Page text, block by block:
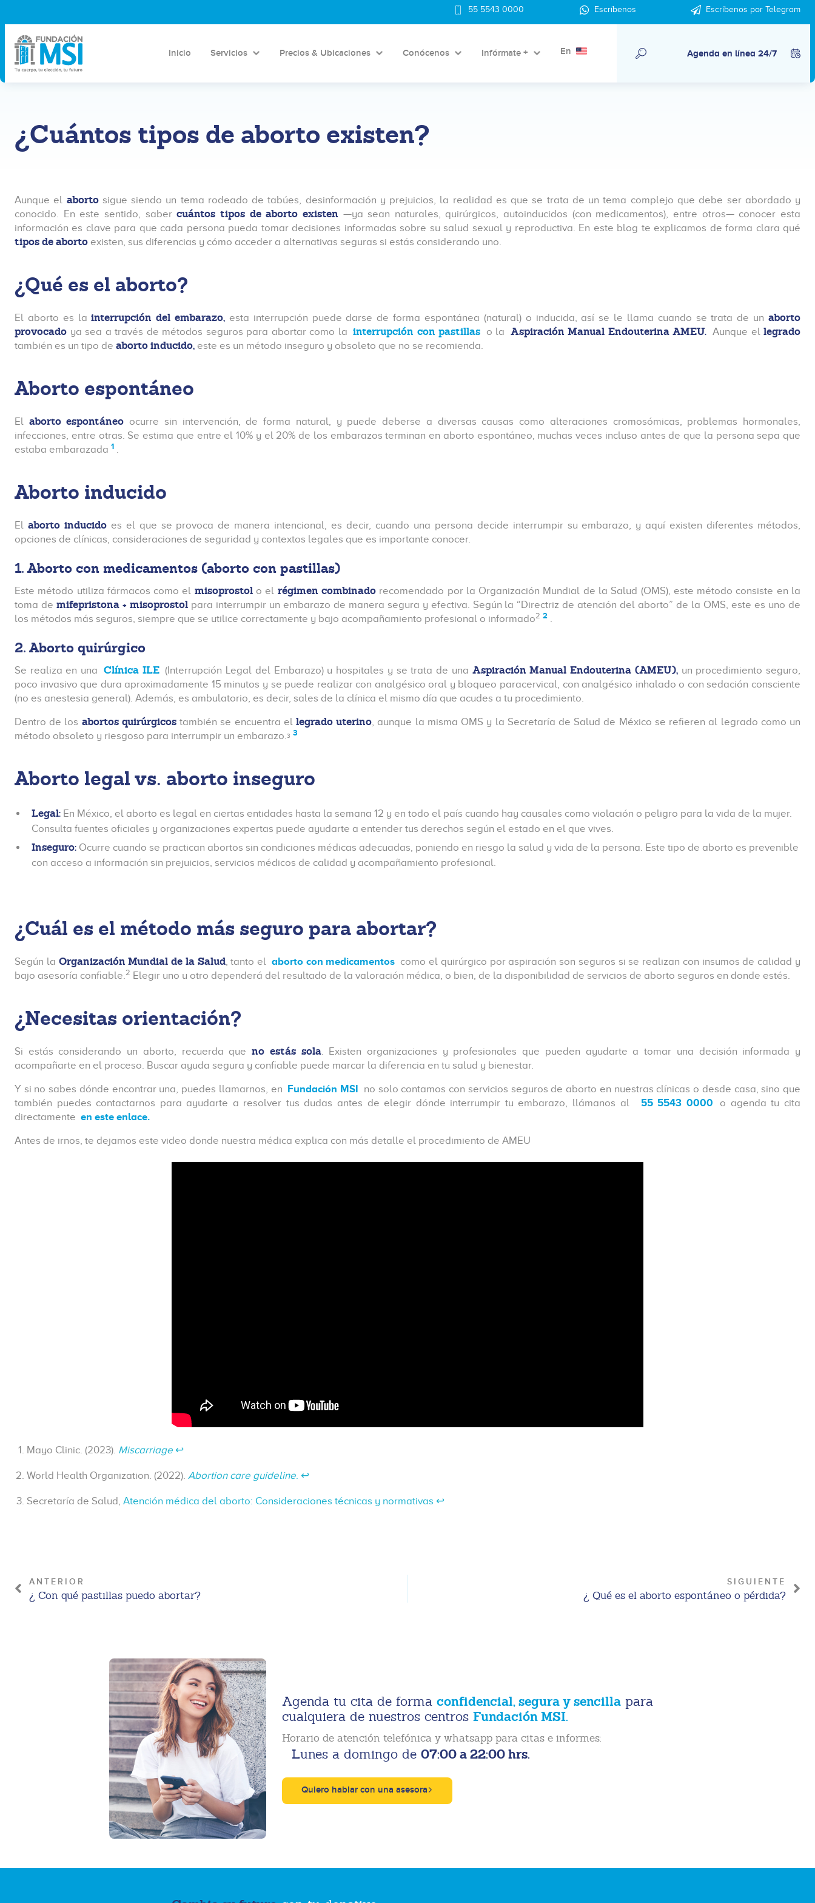
55 5543 0000 Escríbenos Escríbenos por Telegram
Inicio Servicios Precios & Ubicaciones Conócenos Infórmate + En Agenda en línea 24/7
¿Cuántos tipos de aborto existen?
Aunque el aborto sigue siendo un tema rodeado de tabúes, desinformación y prejuicios, la realidad es que se trata de un tema complejo que debe ser abordado y
conocido. En este sentido, sabercuántos tipos de aborto existen —ya sean naturales, quirúrgicos, autoinducidos (con medicamentos), entre otros— conocer esta
información es clave para que cada persona pueda tomar decisiones informadas sobre su salud sexual y reproductiva. En este blog te explicamos de forma clara qué
tipos de aborto existen, sus diferencias y cómo acceder a alternativas seguras si estás considerando uno.
¿Qué es el aborto?
El aborto es la interrupción del embarazo, esta interrupción puede darse de forma espontánea (natural) o inducida, así se le llama cuando se trata de un aborto
provocado ya sea a través de métodos seguros para abortar como la interrupción con pastillas o la Aspiración Manual Endouterina AMEU. Aunque ellegrado
también es un tipo de aborto inducido, este es un método inseguro y obsoleto que no se recomienda.
Aborto espontáneo
El aborto espontáneo ocurre sin intervención, de forma natural, y puede deberse a diversas causas como alteraciones cromosómicas, problemas hormonales,
infecciones, entre otras. Se estima que entre el 10% y el 20% de los embarazos terminan en aborto espontáneo, muchas veces incluso antes de que la persona sepa que
estaba embarazada 1 .
Aborto inducido
El aborto inducidoes el que se provoca de manera intencional, es decir, cuando una persona decide interrumpir su embarazo, y aquí existen diferentes métodos,
opciones de clínicas, consideraciones de seguridad y contextos legales que es importante conocer.
1. Aborto con medicamentos (aborto con pastillas)
Este método utiliza fármacos como el misoprostolo el régimen combinadorecomendado por la Organización Mundial de la Salud (OMS), este método consiste en la
toma de mifepristona + misoprostolpara interrumpir un embarazo de manera segura y efectiva. Según la “Directriz de atención del aborto” de la OMS, este es uno de
los métodos más seguros, siempre que se utilice correctamente y bajo acompañamiento profesional o informado2 2 .
2. Aborto quirúrgico
Se realiza en una Clínica ILE (Interrupción Legal del Embarazo) u hospitales y se trata de una Aspiración Manual Endouterina (AMEU), un procedimiento seguro,
poco invasivo que dura aproximadamente 15 minutos y se puede realizar con analgésico oral y bloqueo paracervical, con analgésico inhalado o con sedación consciente
(no es anestesia general). Además, es ambulatorio, es decir, sales de la clínica el mismo día que acudes a tu procedimiento.
Dentro de los abortos quirúrgicostambién se encuentra ellegrado uterino, aunque la misma OMS y la Secretaría de Salud de México se refieren al legrado como un
método obsoleto y riesgoso para interrumpir un embarazo.3 3
Aborto legal vs. aborto inseguro
Legal: En México, el aborto es legal en ciertas entidades hasta la semana 12 y en todo el país cuando hay causales como violación o peligro para la vida de la mujer.
Consulta fuentes oficiales y organizaciones expertas puede ayudarte a entender tus derechos según el estado en el que vives.
Inseguro: Ocurre cuando se practican abortos sin condiciones médicas adecuadas, poniendo en riesgo la salud y vida de la persona. Este tipo de aborto es prevenible
con acceso a información sin prejuicios, servicios médicos de calidad y acompañamiento profesional.
¿Cuál es el método más seguro para abortar?
Según la Organización Mundial de la Salud, tanto el aborto con medicamentos como el quirúrgico por aspiración son seguros si se realizan con insumos de calidad y
bajo asesoría confiable.2 Elegir uno u otro dependerá del resultado de la valoración médica, o bien, de la disponibilidad de servicios de aborto seguros en donde estés.
¿Necesitas orientación?
Si estás considerando un aborto, recuerda queno estás sola. Existen organizaciones y profesionales que pueden ayudarte a tomar una decisión informada y
acompañarte en el proceso. Buscar ayuda segura y confiable puede marcar la diferencia en tu salud y bienestar.
Y si no sabes dónde encontrar una, puedes llamarnos, en Fundación MSI no solo contamos con servicios seguros de aborto en nuestras clínicas o desde casa, sino que
también puedes contactarnos para ayudarte a resolver tus dudas antes de elegir dónde interrumpir tu embarazo, llámanos al
55 5543 0000
o agenda tu cita
directamente en este enlace.
Antes de irnos, te dejamos este video donde nuestra médica explica con más detalle el procedimiento de AMEU
Mayo Clinic. (2023). Miscarriage ↩︎
World Health Organization. (2022). Abortion care guideline. ↩︎
Secretaría de Salud, Atención médica del aborto: Consideraciones técnicas y normativas ↩︎
ANTERIOR
¿ Con qué pastillas puedo abortar?
SIGUIENTE
¿ Qué es el aborto espontáneo o pérdida?
Agenda tu cita de forma confidencial, segura y sencillapara
cualquiera de nuestros centros Fundación MSI.
Horario de atención telefónica y whatsapp para citas e informes:
Lunes a domingo de 07:00 a 22:00 hrs.
Quiero hablar con una asesora